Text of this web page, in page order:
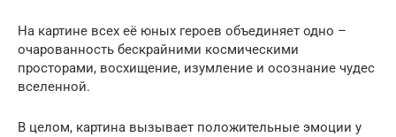
На картине всех её юных героев объединяет одно –
очарованность бескрайними космическими
просторами, восхищение, изумление и осознание чудес
вселенной.
В целом, картина вызывает положительные эмоции у